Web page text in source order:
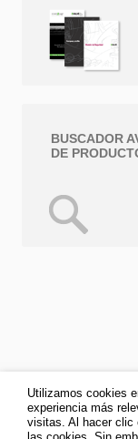
BUSCADOR
DE
Utilizamos cookies
experiencia más
visitas. Al hacer clic